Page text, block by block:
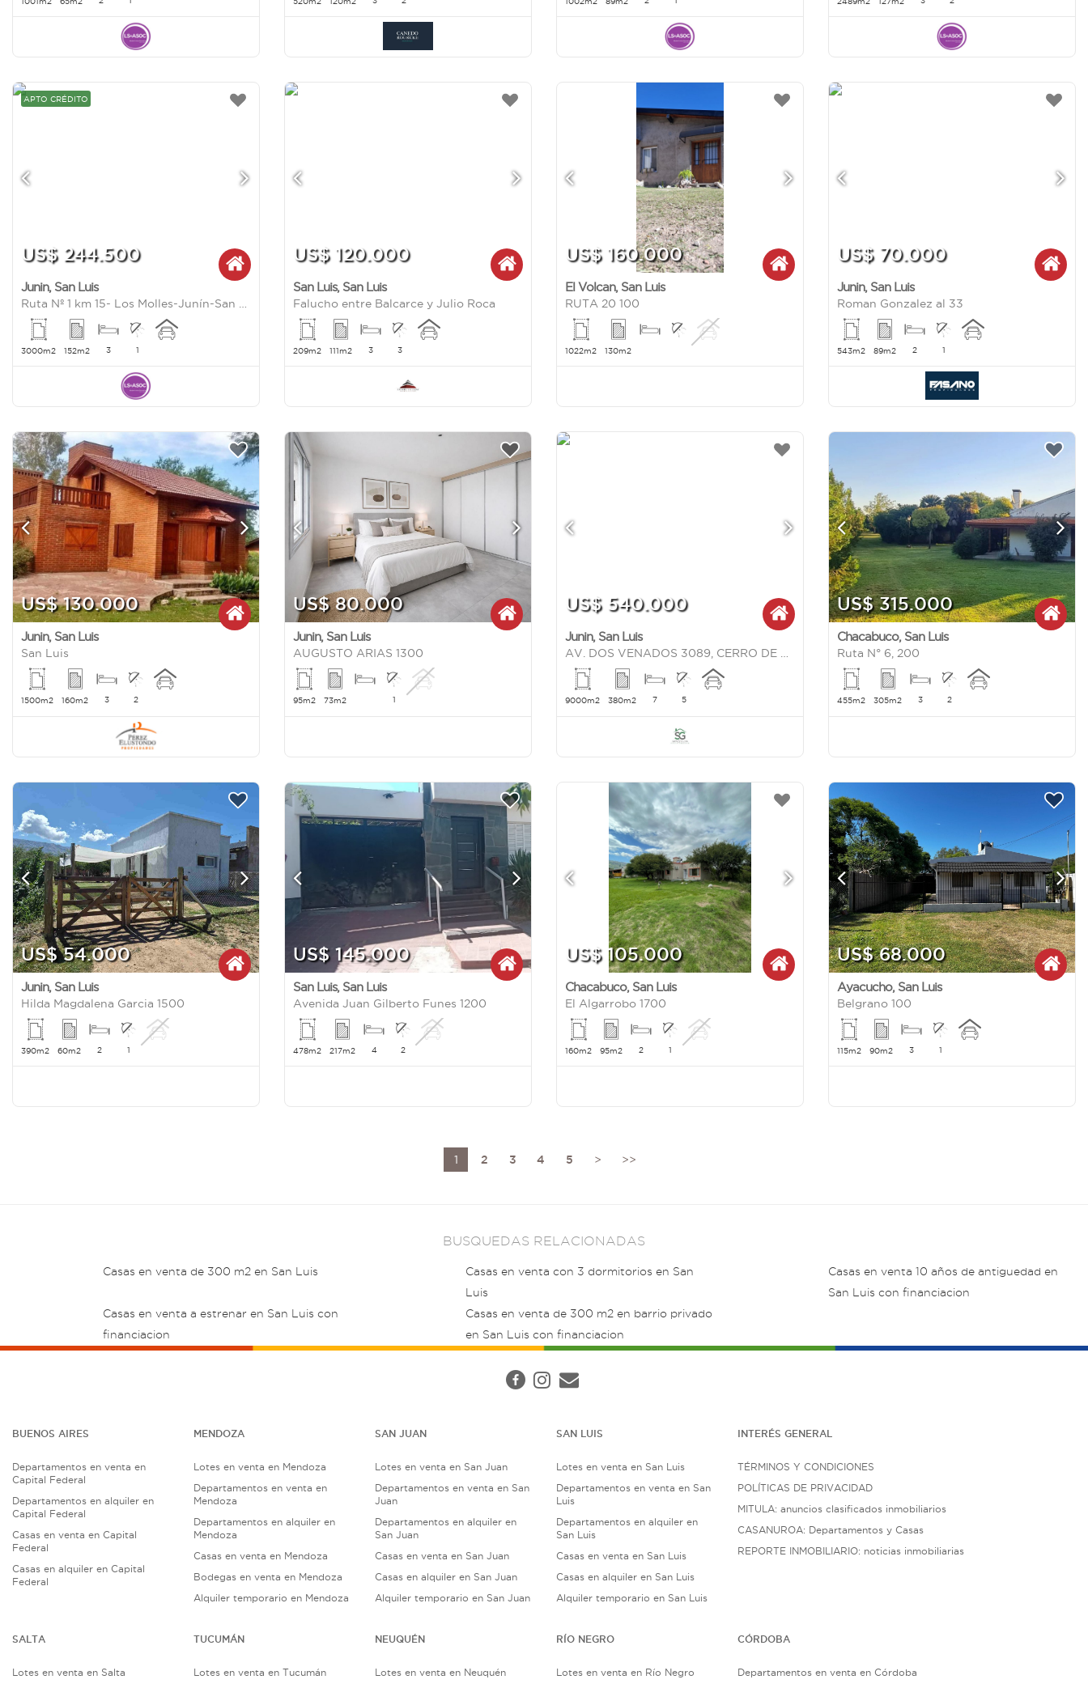
APTO CRÉDITO
US$ 244.500
Junin, San Luis
3000m2 152m2 3 1
US$ 120.000
San Luis, San Luis
Falucho entre Balcarce y Julio Roca
209m2 111m2 3 3
US$ 160.000
El Volcan, San Luis
RUTA 20 100
1022m2 130m2
US$ 70.000
Junin, San Luis
Roman Gonzalez al 33
543m2 89m2 2 1
US$ 130.000
Junin, San Luis
San Luis
1500m2 160m2 3 2
US$ 80.000
Junin, San Luis
AUGUSTO ARIAS 1300
95m2 73m2 1
US$ 540.000
Junin, San Luis
AV. DOS VENADOS 3089, CERRO DE ORO, JUNIN, SAN LUIS
9000m2 380m2 7 5
US$ 315.000
Chacabuco, San Luis
Ruta N° 6, 200
455m2 305m2 3 2
US$ 54.000
Junin, San Luis
Hilda Magdalena Garcia 1500
390m2 60m2 2 1
US$ 145.000
San Luis, San Luis
Avenida Juan Gilberto Funes 1200
478m2 217m2 4 2
US$ 105.000
Chacabuco, San Luis
El Algarrobo 1700
160m2 95m2 2 1
US$ 68.000
Ayacucho, San Luis
Belgrano 100
115m2 90m2 3 1
1 2 3 4 5 > >>
BUSQUEDAS RELACIONADAS
Casas en venta de 300 m2 en San Luis
Casas en venta con 3 dormitorios en San
Luis
Casas en venta 10 años de antiguedad en
San Luis con financiacion
Casas en venta a estrenar en San Luis con
financiacion
Casas en venta de 300 m2 en barrio privado
en San Luis con financiacion
BUENOS AIRES
Departamentos en venta en
Capital Federal
Departamentos en alquiler en
Capital Federal
Casas en venta en Capital
Federal
Casas en alquiler en Capital
Federal
MENDOZA
Lotes en venta en Mendoza
Departamentos en venta en
Mendoza
Departamentos en alquiler en
Mendoza
Casas en venta en Mendoza
Bodegas en venta en Mendoza
Alquiler temporario en Mendoza
SAN JUAN
Lotes en venta en San Juan
Departamentos en venta en San
Juan
Departamentos en alquiler en
San Juan
Casas en venta en San Juan
Casas en alquiler en San Juan
Alquiler temporario en San Juan
SAN LUIS
Lotes en venta en San Luis
Departamentos en venta en San
Luis
Departamentos en alquiler en
San Luis
Casas en venta en San Luis
Casas en alquiler en San Luis
Alquiler temporario en San Luis
INTERÉS GENERAL
TÉRMINOS Y CONDICIONES
POLÍTICAS DE PRIVACIDAD
MITULA: anuncios clasificados inmobiliarios
CASANUROA: Departamentos y Casas
REPORTE INMOBILIARIO: noticias inmobiliarias
SALTA
Lotes en venta en Salta
TUCUMÁN
Lotes en venta en Tucumán
NEUQUÉN
Lotes en venta en Neuquén
RÍO NEGRO
Lotes en venta en Río Negro
CÓRDOBA
Departamentos en venta en Córdoba